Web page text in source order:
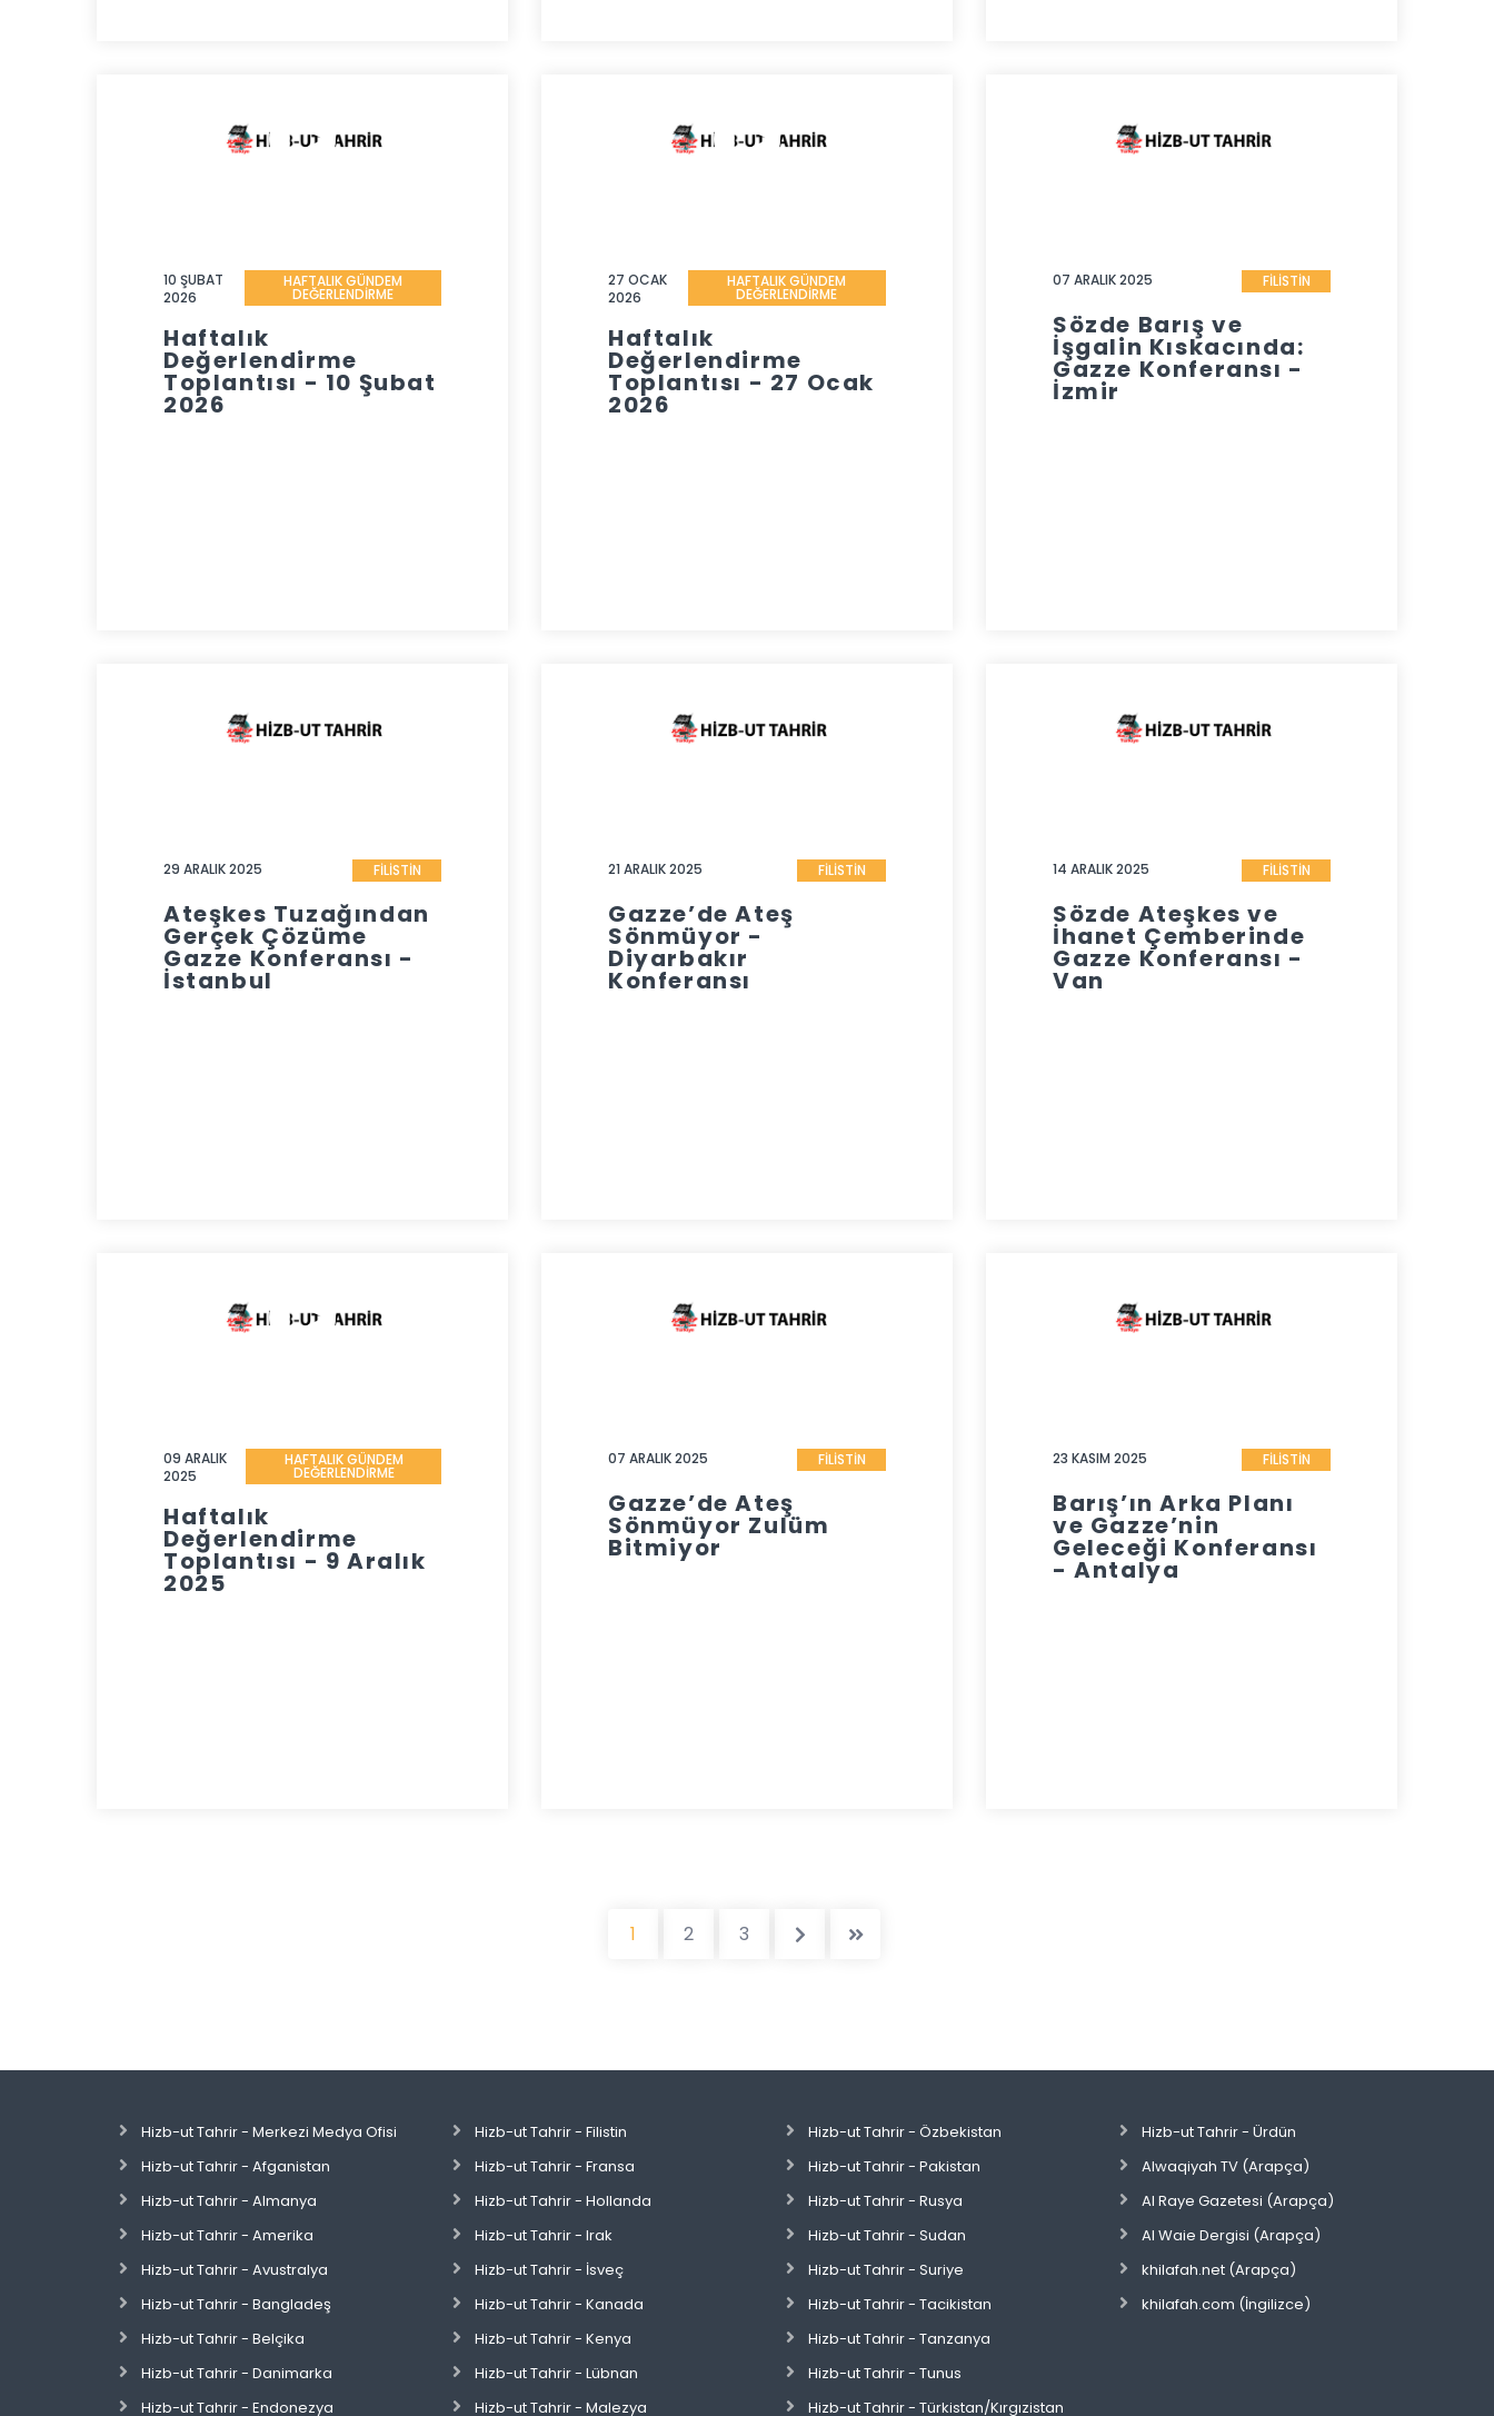
10 ŞUBAT
2026
HAFTALIK GÜNDEM
DEĞERLENDİRME
Haftalık
Değerlendirme
Toplantısı - 10 Şubat
2026
27 OCAK
2026
HAFTALIK GÜNDEM
DEĞERLENDİRME
Haftalık
Değerlendirme
Toplantısı - 27 Ocak
2026
07 ARALIK 2025 FİLİSTİN
Sözde Barış ve
İşgalin Kıskacında:
Gazze Konferansı -
İzmir
29 ARALIK 2025 FİLİSTİN
Ateşkes Tuzağından
Gerçek Çözüme
Gazze Konferansı -
İstanbul
21 ARALIK 2025 FİLİSTİN
Gazze’de Ateş
Sönmüyor -
Diyarbakır
Konferansı
14 ARALIK 2025 FİLİSTİN
Sözde Ateşkes ve
İhanet Çemberinde
Gazze Konferansı -
Van
09 ARALIK
2025
HAFTALIK GÜNDEM
DEĞERLENDİRME
Haftalık
Değerlendirme
Toplantısı - 9 Aralık
2025
07 ARALIK 2025 FİLİSTİN
Gazze’de Ateş
Sönmüyor Zulüm
Bitmiyor
23 KASIM 2025 FİLİSTİN
Barış’ın Arka Planı
ve Gazze’nin
Geleceği Konferansı
- Antalya
1 2 3
Hizb-ut Tahrir - Merkezi Medya Ofisi
Hizb-ut Tahrir - Afganistan
Hizb-ut Tahrir - Almanya
Hizb-ut Tahrir - Amerika
Hizb-ut Tahrir - Avustralya
Hizb-ut Tahrir - Bangladeş
Hizb-ut Tahrir - Belçika
Hizb-ut Tahrir - Danimarka
Hizb-ut Tahrir - Endonezya
Hizb-ut Tahrir - Filistin
Hizb-ut Tahrir - Fransa
Hizb-ut Tahrir - Hollanda
Hizb-ut Tahrir - Irak
Hizb-ut Tahrir - İsveç
Hizb-ut Tahrir - Kanada
Hizb-ut Tahrir - Kenya
Hizb-ut Tahrir - Lübnan
Hizb-ut Tahrir - Malezya
Hizb-ut Tahrir - Özbekistan
Hizb-ut Tahrir - Pakistan
Hizb-ut Tahrir - Rusya
Hizb-ut Tahrir - Sudan
Hizb-ut Tahrir - Suriye
Hizb-ut Tahrir - Tacikistan
Hizb-ut Tahrir - Tanzanya
Hizb-ut Tahrir - Tunus
Hizb-ut Tahrir - Türkistan/Kırgızistan
Hizb-ut Tahrir - Ürdün
Alwaqiyah TV (Arapça)
Al Raye Gazetesi (Arapça)
Al Waie Dergisi (Arapça)
khilafah.net (Arapça)
khilafah.com (İngilizce)